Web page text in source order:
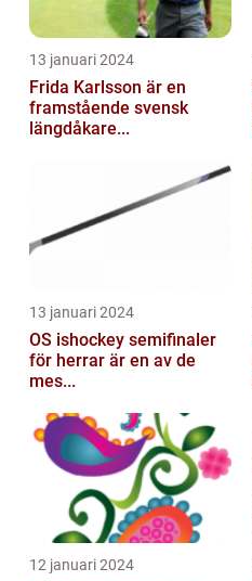
13 januari 2024
Frida Karlsson är en
framstående svensk
längdåkare...
13 januari 2024
OS ishockey semifinaler
för herrar är en av de
mes...
12 januari 2024